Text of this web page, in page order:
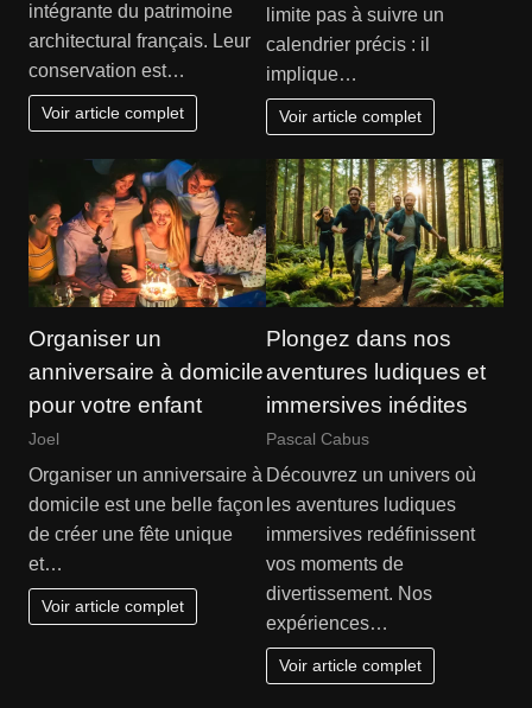
intégrante du patrimoine
architectural français. Leur
conservation est…
Voir article complet
limite pas à suivre un
calendrier précis : il
implique…
Voir article complet
Organiser un
anniversaire à domicile
pour votre enfant
Joel
Organiser un anniversaire à
domicile est une belle façon
de créer une fête unique
et…
Voir article complet
Plongez dans nos
aventures ludiques et
immersives inédites
Pascal Cabus
Découvrez un univers où
les aventures ludiques
immersives redéfinissent
vos moments de
divertissement. Nos
expériences…
Voir article complet